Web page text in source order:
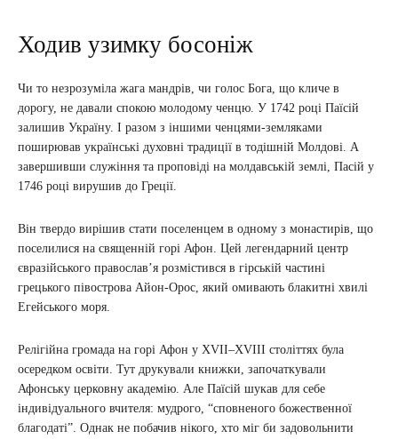
Ходив узимку босоніж
Чи то незрозуміла жага мандрів, чи голос Бога, що кличе в
дорогу, не давали спокою молодому ченцю. У 1742 році Паїсій
залишив Україну. І разом з іншими ченцями-земляками
поширював українські духовні традиції в тодішній Молдові. А
завершивши служіння та проповіді на молдавській землі, Пасій у
1746 році вирушив до Греції.
Він твердо вирішив стати поселенцем в одному з монастирів, що
поселилися на священній горі Афон. Цей легендарний центр
євразійського православ’я розмістився в гірській частині
грецького півострова Айон-Орос, який омивають блакитні хвилі
Егейського моря.
Релігійна громада на горі Афон у XVII–XVIII століттях була
осередком освіти. Тут друкували книжки, започаткували
Афонську церковну академію. Але Паїсій шукав для себе
індивідуального вчителя: мудрого, “сповненого божественної
благодаті”. Однак не побачив нікого, хто міг би задовольнити